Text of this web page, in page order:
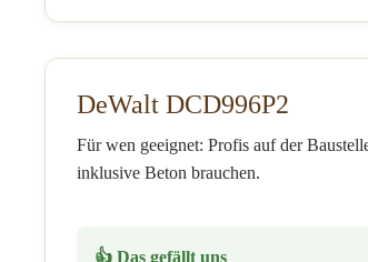
DeWalt DCD996P2
Für wen geeignet: Profis auf der
inklusive Beton brauchen.
👍 Das gefällt uns